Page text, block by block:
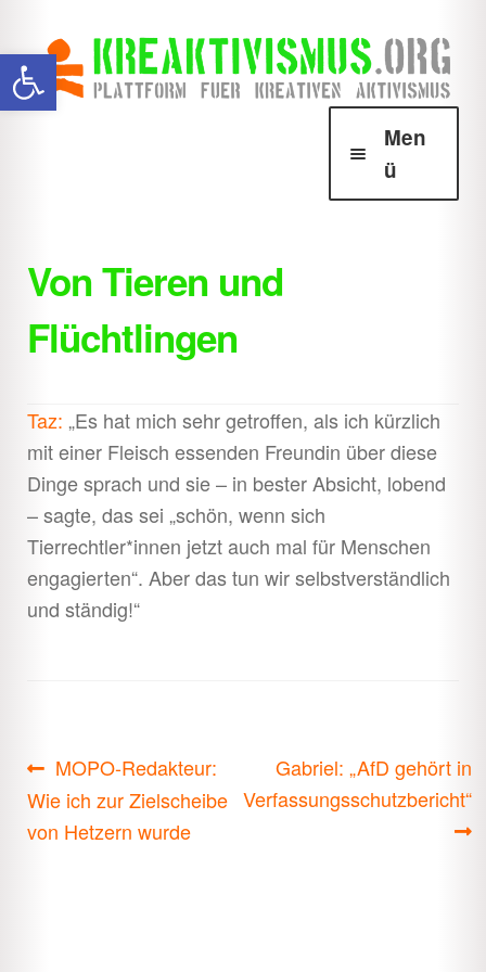
Werkzeugleiste öffnen Zur
Navigation
springen
Zum
Inhalt
springen
Men
ü
Howtos
Downloads
Shop
öffnen
Von Tieren und
Flüchtlingen
Taz: „Es hat mich sehr getroffen, als ich kürzlich
mit einer Fleisch essenden Freundin über diese
Dinge sprach und sie – in bester Absicht, lobend
– sagte, das sei „schön, wenn sich
Tierrechtler*innen jetzt auch mal für Menschen
engagierten“. Aber das tun wir selbstverständlich
und ständig!“
Beitragsnavigation
Vorheriger
Beitrag:
MOPO-Redakteur:
Wie ich zur Zielscheibe
von Hetzern wurde
Nächster
Beitrag:
Gabriel: „AfD gehört in
Verfassungsschutzbericht“